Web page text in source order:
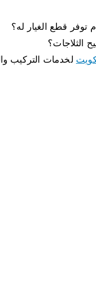
قطع الغيار له؟
الثلاجات؟
لخدمات التركيب